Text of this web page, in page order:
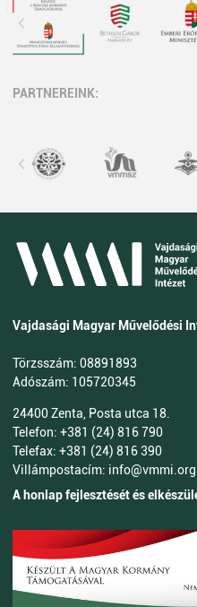
PARTNEREINK:
Vajdasági Magyar Művelődési
Törzsszám: 08891893
Adószám: 105720345
24400 Zenta, Posta utca 18.
Telefon: +381 (24) 816 790
Telefax: +381 (24) 816 390
Villámpostacím: info@vmmi.org
A honlap fejlesztését és